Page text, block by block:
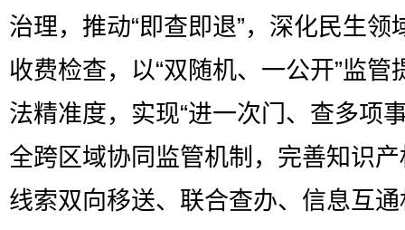
治理，推动“即查即退”，深化民生领
收费检查，以“双随机、一公开”监管
法精准度，实现“进一次门、查多项
全跨区域协同监管机制，完善知识
线索双向移送、联合查办、信息互